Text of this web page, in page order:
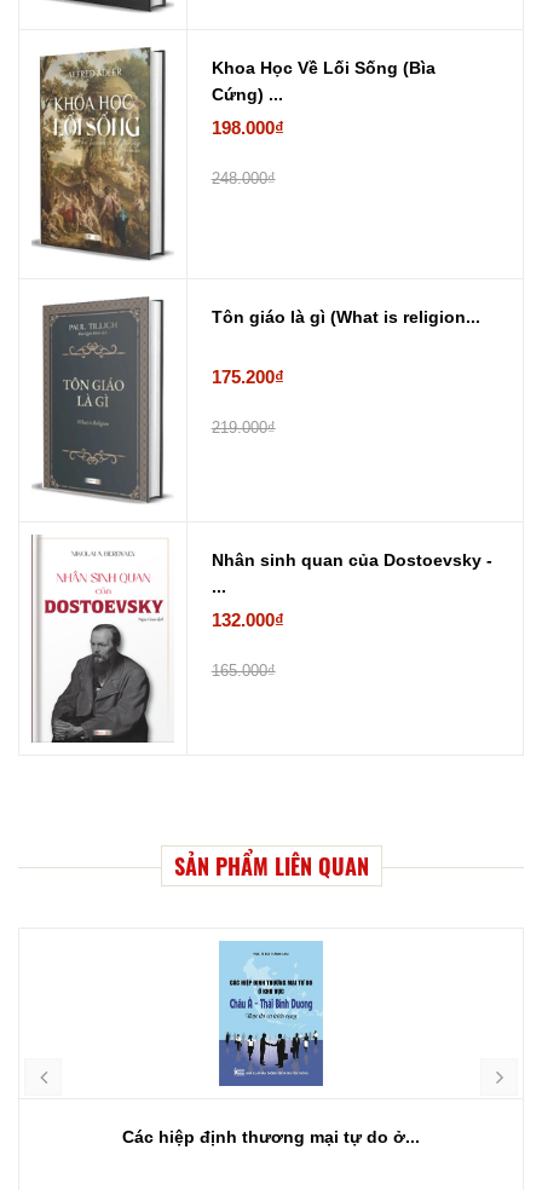
Khoa Học Về Lối Sống (Bìa
Cứng) ...
198.000₫
248.000₫
Tôn giáo là gì (What is religion...
175.200₫
219.000₫
Nhân sinh quan của Dostoevsky -
...
132.000₫
165.000₫
SẢN PHẨM LIÊN QUAN
Các hiệp định thương mại tự do ở...